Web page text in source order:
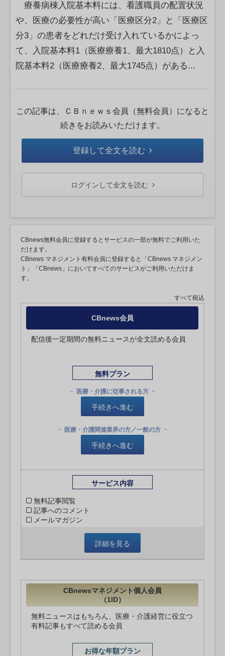
療養病棟入院基本料には、看護職員の配置状況
や、医療の必要性が高い「医療区分2」と「医療区
分3」の患者をどれだけ受け入れているかによっ
て、入院基本料1（医療療養1、最大1810点）と入
院基本料2（医療療養2、最大1745点）がある...
この記事は、ＣＢｎｅｗｓ会員（無料会員）になると
続きをお読みいただけます。
登録して全文を読む
ログインして全文を読む
CBnews無料会員に登録するとサービスの一部が無料でご利用いた
だけます。
CBnews マネジメント有料会員に登録すると「CBnews マネジメン
ト」「CBnews」においてすべてのサービスがご利用いただけま
す。
すべて税込
CBnews会員
配信後一定期間の無料ニュースが全文読める会員
無料プラン
医療・介護に従事される方
手続きへ進む
医療・介護関連業界の方／一般の方
手続きへ進む
サービス内容
無料記事閲覧
記事へのコメント
メールマガジン
詳細を見る
CBnewsマネジメント個人会員
（1ID）
無料ニュースはもちろん、医療・介護経営に役立つ
有料記事もすべて読める会員
お得な年額プラン